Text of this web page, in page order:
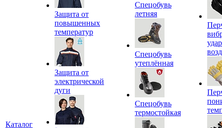
Каталог
Защита от
повышенных
температур
Защита от
электрической
дуги
Спецобувь
летняя
Спецобувь
утеплённая
Спецобувь
термостойкая